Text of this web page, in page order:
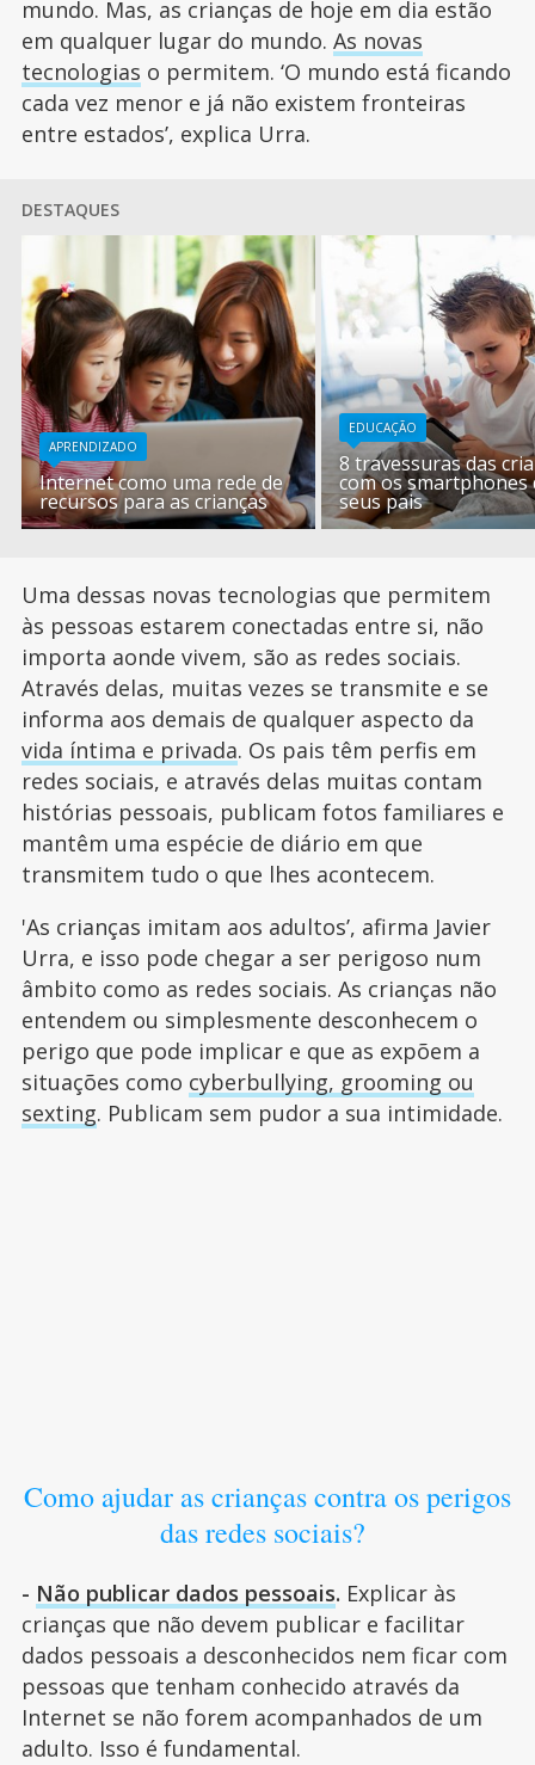
mundo. Mas, as crianças de hoje em dia estão
em qualquer lugar do mundo. As novas
tecnologias o permitem. ‘O mundo está ficando
cada vez menor e já não existem fronteiras
entre estados’, explica Urra.
DESTAQUES
APRENDIZADO
Internet como uma rede de
recursos para as crianças
EDUCAÇÃO
8 travessuras das
com os smartphones
seus pais
Uma dessas novas tecnologias que permitem
às pessoas estarem conectadas entre si, não
importa aonde vivem, são as redes sociais.
Através delas, muitas vezes se transmite e se
informa aos demais de qualquer aspecto da
vida íntima e privada. Os pais têm perfis em
redes sociais, e através delas muitas contam
histórias pessoais, publicam fotos familiares e
mantêm uma espécie de diário em que
transmitem tudo o que lhes acontecem.
'As crianças imitam aos adultos’, afirma Javier
Urra, e isso pode chegar a ser perigoso num
âmbito como as redes sociais. As crianças não
entendem ou simplesmente desconhecem o
perigo que pode implicar e que as expõem a
situações como cyberbullying, grooming ou
sexting. Publicam sem pudor a sua intimidade.
Como ajudar as crianças contra os perigos
das redes sociais?
- Não publicar dados pessoais. Explicar às
crianças que não devem publicar e facilitar
dados pessoais a desconhecidos nem ficar com
pessoas que tenham conhecido através da
Internet se não forem acompanhados de um
adulto. Isso é fundamental.